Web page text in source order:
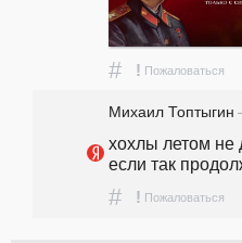
# ! Пожаловаться
Михаил Топтыгин
хохлы летом не
если так
# ! Пожаловаться